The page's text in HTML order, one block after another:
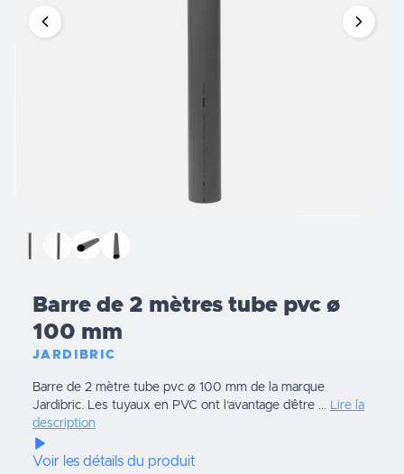
Barre de 2 mètres tube pvc ø
100 mm
JARDIBRIC
Barre de 2 mètre tube pvc ø 100 mm de la marque
Jardibric. Les tuyaux en PVC ont l’avantage d’être ... Lire la
description
Voir les détails du produit